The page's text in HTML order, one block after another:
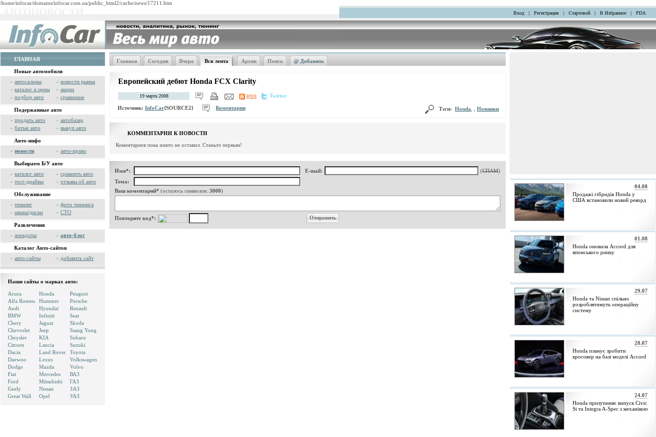
/home/infocar/domains/infocar.com.ua/public_html2/cache/news/17211.htm
Вход | Регистрация | Стартовой | В Избранное | PDA
ГЛАВНАЯ
Новые автомобили
» автосалоны » новости рынка
» каталог и цены » акции
» подбор авто » сравнение
Подержанные авто
» продать авто » автобазар
» битые авто » выкуп авто
Авто-инфо
» новости » авто-право
Выбираем Б/У авто
» каталог авто » сравнить авто
» тест-драйвы » отзывы об авто
Обслуживание
» тюнинг » фото тюнинга
» шины/диски » СТО
Развлечения
» анекдоты » авто-блог
Каталог Авто-сайтов
» авто-сайты » добавить сайт
Наши сайты о марках авто:
Acura
Alfa Romeo
Audi
BMW
Chery
Chevrolet
Chrysler
Citroen
Dacia
Daewoo
Dodge
Fiat
Ford
Geely
Great Wall
Honda
Hummer
Hyundai
Infiniti
Jaguar
Jeep
KIA
Lancia
Land Rover
Lexus
Mazda
Mercedes
Mitsubishi
Nissan
Opel
Peugeot
Porsche
Renault
Seat
Skoda
Ssang Yong
Subaru
Suzuki
Toyota
Volkswagen
Volvo
ВАЗ
ГАЗ
ЗАЗ
УАЗ
Главная Сегодня Вчера Вся лента Архив Поиск @ Добавить
Европейский дебют Honda FCX Clarity
19 марта 2008 Twitter
Источник: InfoCar{SOURCE2} Коментарии Тэги: Honda Новинки
КОММЕНТАРИИ К НОВОСТИ
Коментариев пока никто не оставил. Станьте первым!
Имя*: E-mail: (СПАМ)
Тема:
Ваш коментарий* (осталось символов: 3000)
Повторите код*:
04.08
Продажі гібридів Honda у
США встановили новий рекорд
01.08
Honda оновила Accord для
японського ринку
29.07
Honda та Nissan спільно
розроблятимуть операційну
систему
28.07
Honda планує зробити
кросовер на базі моделі Accord
24.07
Honda призупиняє випуск Civic
Si та Integra A-Spec з механікою